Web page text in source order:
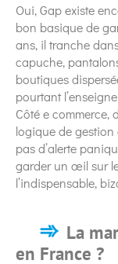
Oui, Gap existe
bon basique de
ans, il tranche
capuche,
boutiques
pourtant
Côté e commerce,
logique de
pas d’alerte
garder un œil sur
l’indispensable,
La
en France ?